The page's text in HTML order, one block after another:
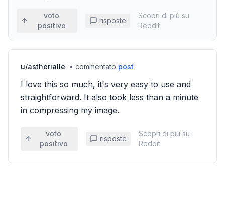
voto
positivo
risposte
Scopri di più su
Reddit
u/astherialle • commentato post
I love this so much, it's very easy to use and
straightforward. It also took less than a minute
in compressing my image.
voto
positivo
risposte
Scopri di più su
Reddit